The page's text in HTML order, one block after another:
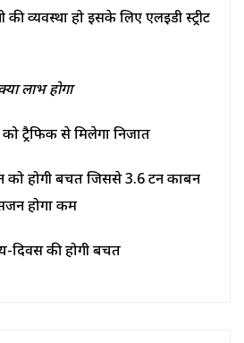
व्यवस्था हो इसके लिए एलईडी स्ट्रीट
लाभ होगा
को ट्रैफिक से मिलेगा निजात
को होगी बचत जिससे 3.6 टन कार्बन
होगा कम
दिवस की होगी बचत